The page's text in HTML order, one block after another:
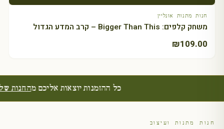
חנות מתנות אונליין
משחק קלפים: Bigger Than This – קרב המדע הגדול
₪109.00
כל ההזמנות יוצאות אליכם מ
חנות מתנות ועיצוב